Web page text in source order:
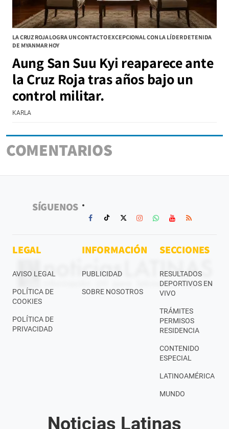
LA CRUZ ROJA LOGRA UN CONTACTO EXCEPCIONAL CON LA LÍDER DETENIDA
DE MYANMAR HOY
Aung San Suu Kyi reaparece ante
la Cruz Roja tras años bajo un
control militar.
KARLA
COMENTARIOS
SÍGUENOS
LEGAL
AVISO LEGAL
POLÍTICA DE
COOKIES
POLÍTICA DE
PRIVACIDAD
INFORMACIÓN
PUBLICIDAD
SOBRE NOSOTROS
SECCIONES
RESULTADOS
DEPORTIVOS EN
VIVO
TRÁMITES
PERMISOS
RESIDENCIA
CONTENIDO
ESPECIAL
LATINOAMÉRICA
MUNDO
Noticias Latinas